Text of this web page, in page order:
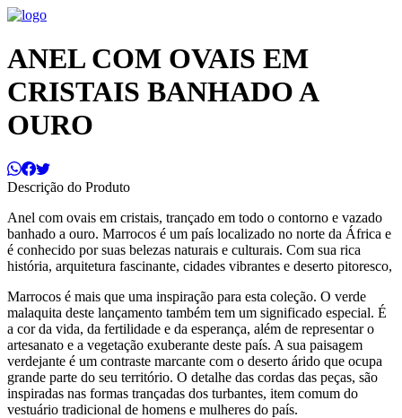
ANEL COM OVAIS EM
CRISTAIS BANHADO A
OURO
Descrição do Produto
Anel com ovais em cristais, trançado em todo o contorno e vazado
banhado a ouro. Marrocos é um país localizado no norte da África e
é conhecido por suas belezas naturais e culturais. Com sua rica
história, arquitetura fascinante, cidades vibrantes e deserto pitoresco,
Marrocos é mais que uma inspiração para esta coleção. O verde
malaquita deste lançamento também tem um significado especial. É
a cor da vida, da fertilidade e da esperança, além de representar o
artesanato e a vegetação exuberante deste país. A sua paisagem
verdejante é um contraste marcante com o deserto árido que ocupa
grande parte do seu território. O detalhe das cordas das peças, são
inspiradas nas formas trançadas dos turbantes, item comum do
vestuário tradicional de homens e mulheres do país.